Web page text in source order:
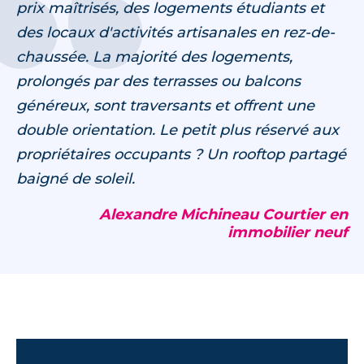
prix maîtrisés, des logements étudiants et
des locaux d'activités artisanales en rez-de-
chaussée. La majorité des logements,
prolongés par des terrasses ou balcons
généreux, sont traversants et offrent une
double orientation. Le petit plus réservé aux
propriétaires occupants ? Un rooftop partagé
baigné de soleil.
Alexandre Michineau Courtier en
immobilier neuf